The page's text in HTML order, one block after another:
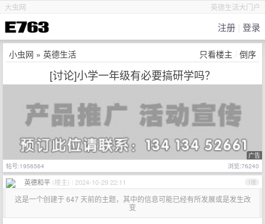
英德生活大门户
大虫网
注册 登录
小虫网 » 英德生活 只看楼主 倒序
[讨论]小学一年级有必要搞研学吗？
广告
浏览:76240
帖号:1956564
英德和平 (楼主) 2024-10-29 22:11 1楼
这是一个创建于 647 天前的主题，其中的信息可能已经有所发展或是发生改
变